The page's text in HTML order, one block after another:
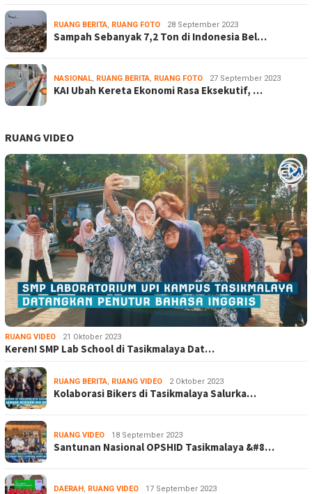
RUANG BERITA, RUANG FOTO 28 September 2023
Sampah Sebanyak 7,2 Ton di Indonesia Bel…
NASIONAL, RUANG BERITA, RUANG FOTO 27 September 2023
KAI Ubah Kereta Ekonomi Rasa Eksekutif, …
RUANG VIDEO
RUANG VIDEO 21 Oktober 2023
Keren! SMP Lab School di Tasikmalaya Dat…
RUANG BERITA, RUANG VIDEO 2 Oktober 2023
Kolaborasi Bikers di Tasikmalaya Salurka…
RUANG VIDEO 18 September 2023
Santunan Nasional OPSHID Tasikmalaya &#8…
DAERAH , RUANG VIDEO 17 September 2023